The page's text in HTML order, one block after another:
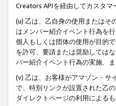
Creators APIを経由してカスタ
(u) 乙は、乙自身の使用またはそ
はメンバー紹介イベント行為を
個人もしくは団体の使用が目的
を許可、要請または奨励しては
バー紹介イベント行為の実施、
(v) 乙は、お客様がアマゾン・サ
で、特別リンクが設置された乙
ダイレクトページの利用による